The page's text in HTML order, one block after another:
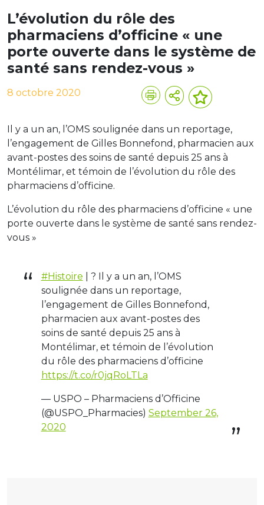
L’évolution du rôle des
pharmaciens d’officine « une
porte ouverte dans le système de
santé sans rendez-vous »
8 octobre 2020
Il y a un an, l’OMS soulignée dans un reportage,
l’engagement de Gilles Bonnefond, pharmacien aux
avant-postes des soins de santé depuis 25 ans à
Montélimar, et témoin de l’évolution du rôle des
pharmaciens d’officine.
L’évolution du rôle des pharmaciens d’officine « une
porte ouverte dans le système de santé sans rendez-
vous »
#Histoire | ? Il y a un an, l’OMS
soulignée dans un reportage,
l’engagement de Gilles Bonnefond,
pharmacien aux avant-postes des
soins de santé depuis 25 ans à
Montélimar, et témoin de l’évolution
du rôle des pharmaciens d’officine
https://t.co/r0jqRoLTLa
— USPO – Pharmaciens d’Officine
(@USPO_Pharmacies) September 26,
2020